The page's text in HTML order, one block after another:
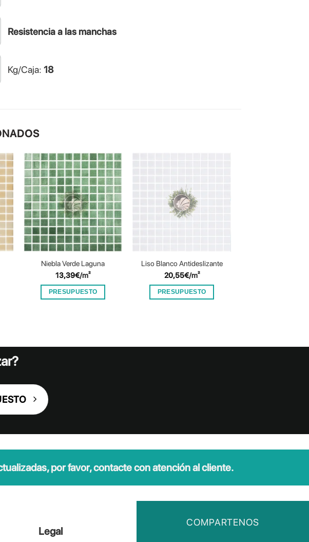
Resistencia a las manchas
Kg/Caja: 18
Niebla Verde Laguna
13,39€/m²
PRESUPUESTO
Liso Blanco Antideslizante
20,55€/m²
PRESUPUESTO
por favor, contacte con atención al cliente.
Legal
COMPARTENOS